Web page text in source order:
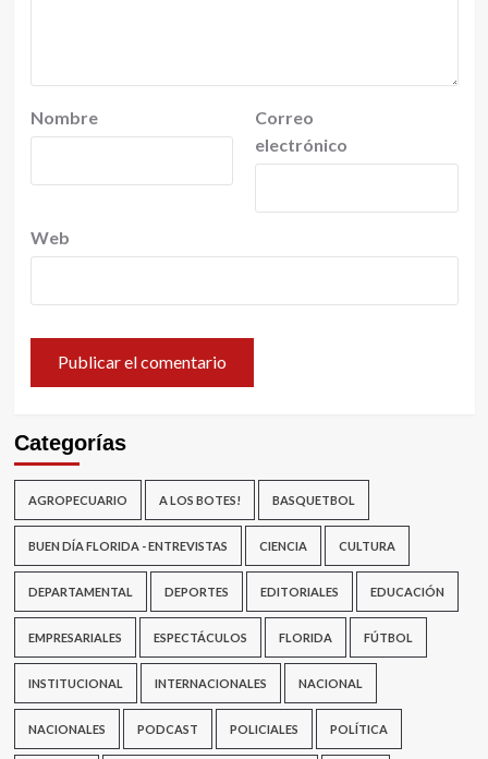
Nombre
Correo
electrónico
Web
Categorías
AGROPECUARIO A LOS BOTES! BASQUETBOL
BUEN DÍA FLORIDA - ENTREVISTAS CIENCIA CULTURA
DEPARTAMENTAL DEPORTES EDITORIALES EDUCACIÓN
EMPRESARIALES ESPECTÁCULOS FLORIDA FÚTBOL
INSTITUCIONAL INTERNACIONALES NACIONAL
NACIONALES PODCAST POLICIALES POLÍTICA